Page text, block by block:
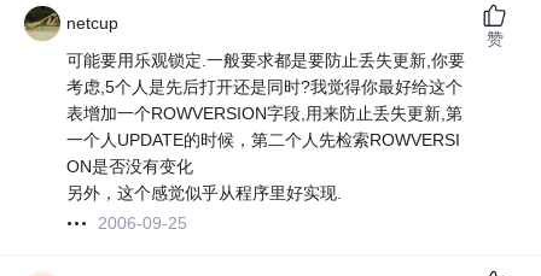
netcup
可能要用乐观锁定.一般要求都是要防止丢失更新,你要
考虑,5个人是先后打开还是同时?我觉得你最好给这个
表增加一个ROWVERSION字段,用来防止丢失更新,第
一个人UPDATE的时候，第二个人先检索ROWVERSI
ON是否没有变化
另外，这个感觉似乎从程序里好实现.
2006-09-25
赞